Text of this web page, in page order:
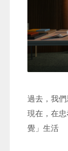
過去，我
現在，在
覺」生活